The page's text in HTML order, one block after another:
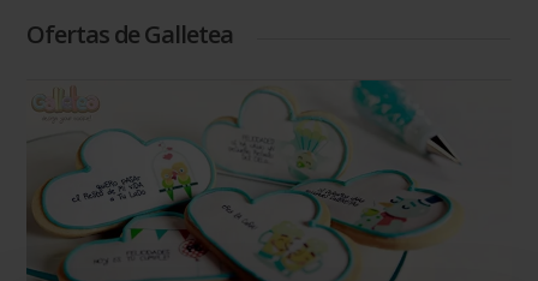
Ofertas de Galletea